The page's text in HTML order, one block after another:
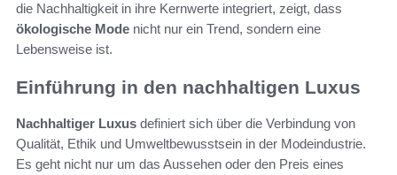
die Nachhaltigkeit in ihre Kernwerte integriert, zeigt, dass
ökologische Mode nicht nur ein Trend, sondern eine
Lebensweise ist.
Einführung in den nachhaltigen Luxus
Nachhaltiger Luxus definiert sich über die Verbindung von
Qualität, Ethik und Umweltbewusstsein in der Modeindustrie.
Es geht nicht nur um das Aussehen oder den Preis eines